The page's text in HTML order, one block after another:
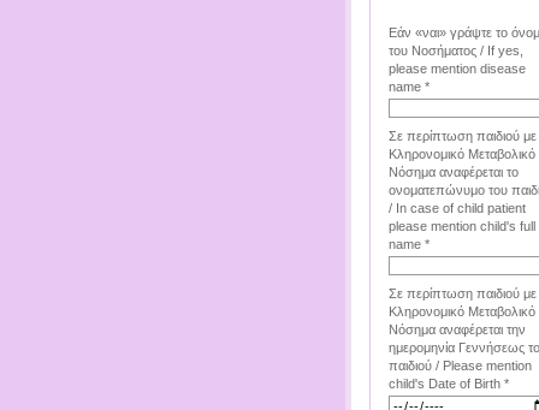
Εάν «ναι» γράψτε το
του Νοσήματος / If yes,
please mention disease
name *
Σε περίπτωση παιδιού με
Κληρονομικό Μεταβολικό
Νόσημα αναφέρεται το
ονοματεπώνυμο του
/ In case of child patient
please mention child's full
name *
Σε περίπτωση παιδιού με
Κληρονομικό Μεταβολικό
Νόσημα αναφέρεται την
ημερομηνία Γεννήσεως
παιδιού / Please mention
child's Date of Birth *